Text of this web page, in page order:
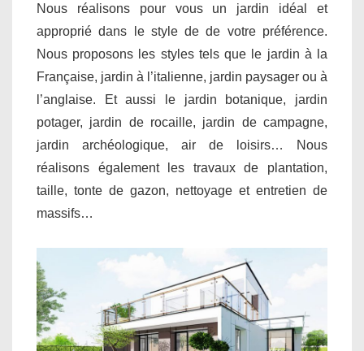
Nous réalisons pour vous un jardin idéal et
approprié dans le style de de votre préférence.
Nous proposons les styles tels que le jardin à la
Française, jardin à l’italienne, jardin paysager ou à
l’anglaise. Et aussi le jardin botanique, jardin
potager, jardin de rocaille, jardin de campagne,
jardin archéologique, air de loisirs… Nous
réalisons également les travaux de plantation,
taille, tonte de gazon, nettoyage et entretien de
massifs…